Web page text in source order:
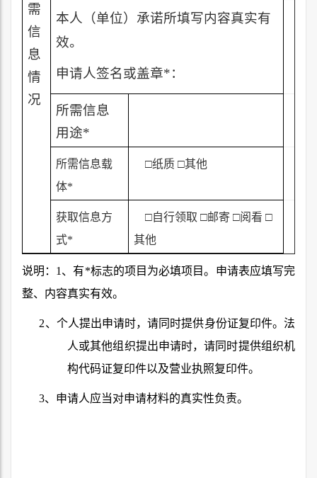
需
信
息
情
况
本人（单位）承诺所填写内容真实有
效。
申请人签名或盖章*：
所需信息
用途*
所需信息载
体*
□纸质 □其他
获取信息方
式*
□自行领取 □邮寄 □阅看 □
其他
说明： 1 、有*标志的项目为必填项目。申请表应填写完
整、内容真实有效。
2、个人提出申请时，请同时提供身份证复印件。法
人或其他组织提出申请时，请同时提供组织机
构代码证复印件以及营业执照复印件。
3、申请人应当对申请材料的真实性负责。